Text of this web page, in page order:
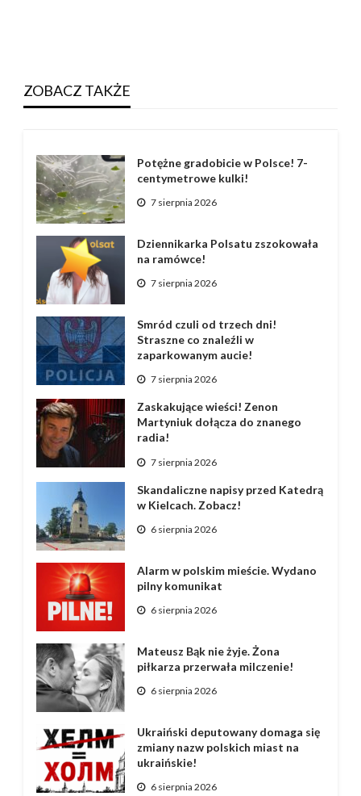
ZOBACZ TAKŻE
Potężne gradobicie w Polsce! 7-
centymetrowe kulki!
7 sierpnia 2026
Dziennikarka Polsatu zszokowała
na ramówce!
7 sierpnia 2026
Smród czuli od trzech dni!
Straszne co znaleźli w
zaparkowanym aucie!
7 sierpnia 2026
Zaskakujące wieści! Zenon
Martyniuk dołącza do znanego
radia!
7 sierpnia 2026
Skandaliczne napisy przed Katedrą
w Kielcach. Zobacz!
6 sierpnia 2026
Alarm w polskim mieście. Wydano
pilny komunikat
6 sierpnia 2026
Mateusz Bąk nie żyje. Żona
piłkarza przerwała milczenie!
6 sierpnia 2026
Ukraiński deputowany domaga się
zmiany nazw polskich miast na
ukraińskie!
6 sierpnia 2026